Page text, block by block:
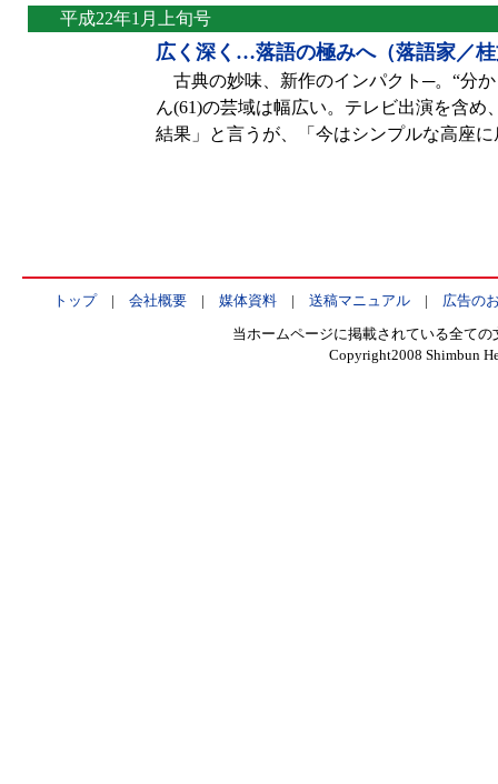
平成22年1月上旬号
広く深く…落語の極みへ（落語家／
古典の妙味、新作のインパクト─。“分
ん(61)の芸域は幅広い。テレビ出演を含
結果」と言うが、「今はシンプルな高座
トップ| 会社概要| 媒体資料| 送稿マニュアル| 広告の
当ホームページに掲載されている全て
Copyright2008 Shimbun